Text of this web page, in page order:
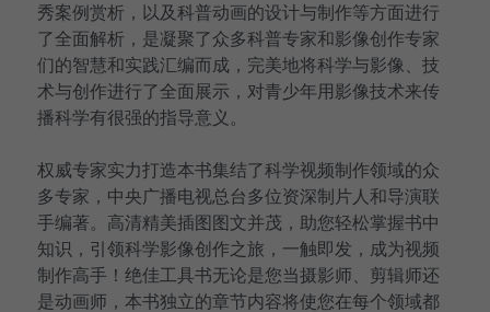
法语学习
秀案例赏析，以及科普动画的设计与制作等方面进行
了全面解析，是凝聚了众多科普专家和影像创作专家
们的智慧和实践汇编而成，完美地将科学与影像、技
术与创作进行了全面展示，对青少年用影像技术来传
播科学有很强的指导意义。
权威专家实力打造本书集结了科学视频制作领域的众
多专家，中央广播电视总台多位资深制片人和导演联
手编著。高清精美插图图文并茂，助您轻松掌握书中
知识，引领科学影像创作之旅，一触即发，成为视频
制作高手！绝佳工具书无论是您当摄影师、剪辑师还
是动画师，本书独立的章节内容将使您在每个领域都